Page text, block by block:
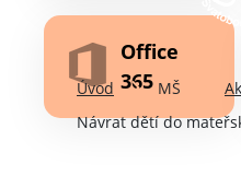
Office
365
Úvod MŠ
Návrat dětí do